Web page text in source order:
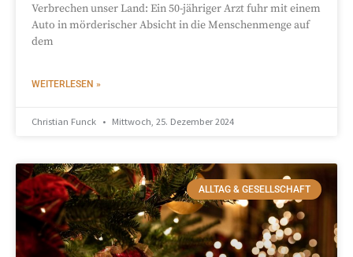
Verbrechen unser Land: Ein 50-jähriger Arzt fuhr mit einem
Auto in mörderischer Absicht in die Menschenmenge auf
dem
WEITERLESEN »
Christian Funck Mittwoch, 25. Dezember 2024
ALLTAG & GESELLSCHAFT